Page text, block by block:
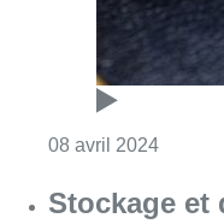
08 avril 2024
Stockage